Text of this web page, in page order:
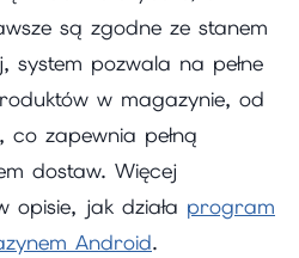
są zgodne ze stanem
system pozwala na pełne
w magazynie, od
zapewnia pełną
dostaw. Więcej
opisie, jak działa program
Android.